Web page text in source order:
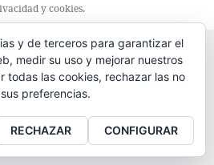
ycookies.
y de terceros para garantizar el
medir su uso y mejorar nuestros
todas las cookies, rechazar las no
preferencias.
RECHAZAR CONFIGURAR